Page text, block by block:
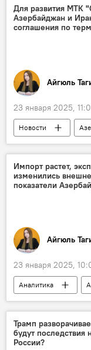
мирный договор
секретарь Совбеза
Для развития МТК
Азербайджан и
соглашения по
Айгюль
23 января 2025,
Новости
транспорт
международный
АЖД
Импорт растет,
изменились
показатели
Айгюль
23 января 2025,
Аналитика
Экономика
Европа
Трамп
будут последствия
России?